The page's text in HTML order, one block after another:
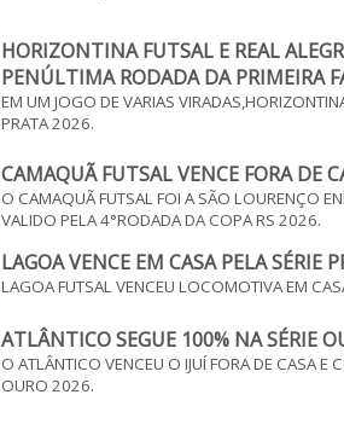
HORIZONTINA FUTSAL E REAL
PENÚLTIMA RODADA DA PRIMEIRA
EM UM JOGO DE VARIAS
PRATA 2026.
CAMAQUÃ FUTSAL VENCE FORA DE
O CAMAQUÃ FUTSAL FOI A SÃO LOURENÇO
VALIDO PELA 4°RODADA DA COPA RS 2026.
LAGOA VENCE EM CASA PELA SÉRIE
LAGOA FUTSAL VENCEU LOCOMOTIVA EM
ATLÂNTICO SEGUE 100% NA SÉRIE
O ATLÂNTICO VENCEU O IJUÍ FORA DE CASA
OURO 2026.